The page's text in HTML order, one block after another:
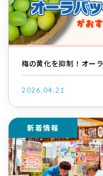
梅の黄化を抑制！オー
2026.04.21
新着情報